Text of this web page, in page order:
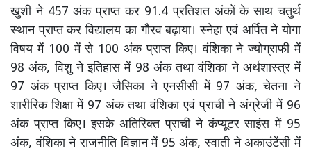
खुशी ने 457 अंक प्राप्त कर 91.4 प्रतिशत अंकों के साथ चतुर्थ
स्थान प्राप्त कर विद्यालय का गौरव बढ़ाया। स्नेहा एवं अर्पित ने योगा
विषय में 100 में से 100 अंक प्राप्त किए। वंशिका ने ज्योग्राफी में
98 अंक, विशु ने इतिहास में 98 अंक तथा वंशिका ने अर्थशास्त्र में
97 अंक प्राप्त किए। जैसिका ने एनसीसी में 97 अंक, चेतना ने
शारीरिक शिक्षा में 97 अंक तथा वंशिका एवं प्राची ने अंग्रेजी में 96
अंक प्राप्त किए। इसके अतिरिक्त प्राची ने कंप्यूटर साइंस में 95
अंक, वंशिका ने राजनीति विज्ञान में 95 अंक, स्वाती ने अकाउंटेंसी में